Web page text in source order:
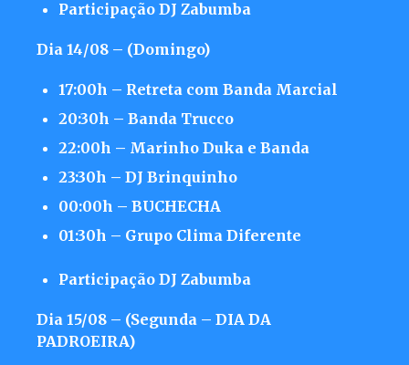
Participação DJ Zabumba
Dia 14/08 – (Domingo)
17:00h – Retreta com Banda Marcial
20:30h – Banda Trucco
22:00h – Marinho Duka e Banda
23:30h – DJ Brinquinho
00:00h – BUCHECHA
01:30h – Grupo Clima Diferente
Participação DJ Zabumba
Dia 15/08 – (Segunda – DIA DA
PADROEIRA)